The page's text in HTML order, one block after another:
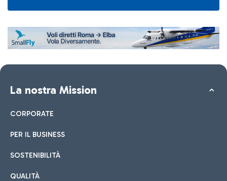
La nostra Mission
CORPORATE
PER IL BUSINESS
SOSTENIBILITÀ
QUALITÀ